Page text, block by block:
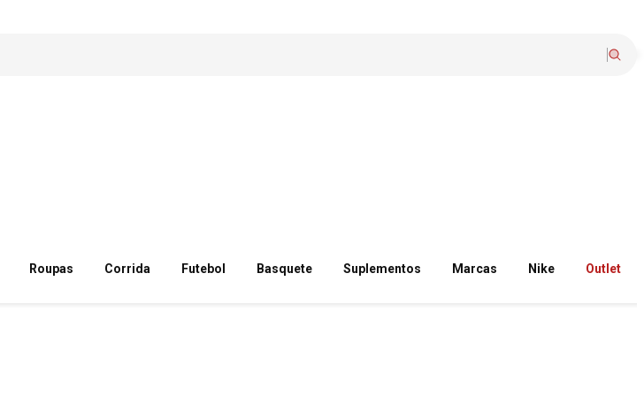
Roupas Corrida Futebol Basquete Suplementos Marcas Nike Outlet